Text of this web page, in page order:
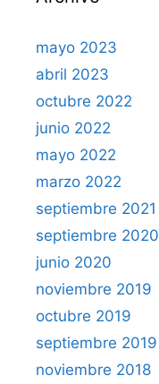
mayo 2023
abril 2023
octubre 2022
junio 2022
mayo 2022
marzo 2022
septiembre 2021
septiembre 2020
junio 2020
noviembre 2019
octubre 2019
septiembre 2019
noviembre 2018